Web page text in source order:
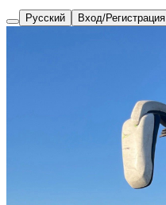
Русский Вход/Регистрация